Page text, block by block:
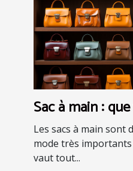
Sac à main :
Les sacs à main sont
mode très importants
vaut tout...